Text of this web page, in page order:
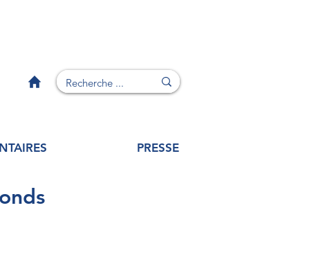
PRESSE